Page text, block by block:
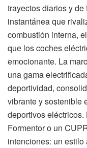
trayectos diarios y
instantánea que
combustión interna,
que los coches
emocionante. La
una gama
deportividad,
vibrante y sostenible
deportivos
Formentor o un
intenciones: un